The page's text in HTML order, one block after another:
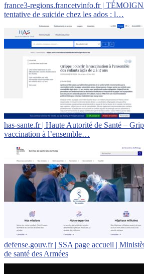
france3-regions.francetvinfo.fr |
tentative de suicide chez les ados : l…
has-sante.fr | Haute Autorité de Santé –
vaccination à l’ensemble…
defense.gouv.fr | SSA page accueil |
de santé des Armées